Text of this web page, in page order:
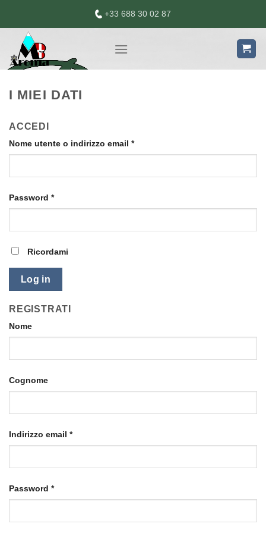
content
+33 688 30 02 87
I MIEI DATI
ACCEDI
Nome utente o indirizzo email *
Password *
Ricordami
Log in
REGISTRATI
Nome
Cognome
Indirizzo email *
Password *